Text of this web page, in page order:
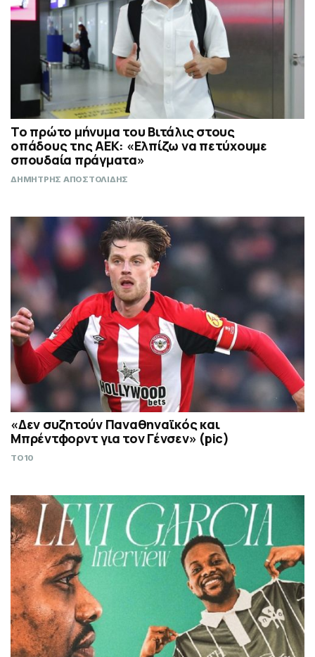
Το πρώτο μήνυμα του Βιτάλις στους
οπάδους της ΑΕΚ: «Ελπίζω να πετύχουμε
σπουδαία πράγματα»
ΔΗΜΗΤΡΗΣ ΑΠΟΣΤΟΛΙΔΗΣ
«Δεν συζητούν Παναθηναϊκός και
Μπρέντφορντ για τον Γένσεν» (pic)
TO10